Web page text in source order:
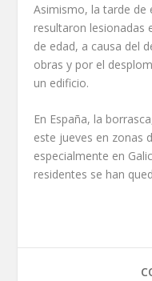
Asimismo, la tarde de
resultaron lesionadas
de edad, a causa del
obras y por el
un edificio.
En España, la
este jueves en zonas
especialmente en
residentes se han